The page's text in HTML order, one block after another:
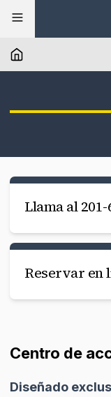
Llama al 201-
Reservar en
Centro de
Diseñado